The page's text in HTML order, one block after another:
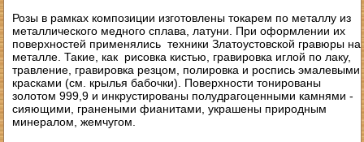
Розы в рамках композиции изготовлены токарем по металлу из
металлического медного сплава, латуни. При оформлении их
поверхностей применялись техники Златоустовской гравюры на
металле. Такие, как рисовка кистью, гравировка иглой по лаку,
травление, гравировка резцом, полировка и роспись эмалевыми
красками (см. крылья бабочки). Поверхности тонированы
золотом 999,9 и инкрустированы полудрагоценными камнями -
сияющими, гранеными фианитами, украшены природным
минералом, жемчугом.